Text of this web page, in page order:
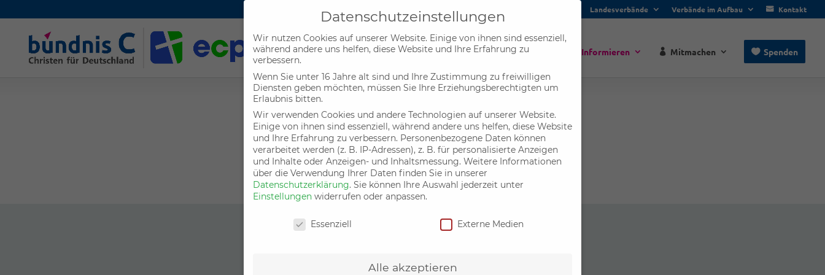
Landesverbände Verbände im Aufbau Kontakt
Aktuelles Termine Informieren Mitmachen Spenden
Informieren
Datenschutzeinstellungen
Wir nutzen Cookies auf unserer Website. Einige von ihnen sind essenziell,
während andere uns helfen, diese Website und Ihre Erfahrung zu
verbessern.
Wenn Sie unter 16 Jahre alt sind und Ihre Zustimmung zu freiwilligen
Diensten geben möchten, müssen Sie Ihre Erziehungsberechtigten um
Erlaubnis bitten.
Wir verwenden Cookies und andere Technologien auf unserer Website.
Einige von ihnen sind essenziell, während andere uns helfen, diese Website
und Ihre Erfahrung zu verbessern. Personenbezogene Daten können
verarbeitet werden (z. B. IP-Adressen), z. B. für personalisierte Anzeigen
und Inhalte oder Anzeigen- und Inhaltsmessung. Weitere Informationen
über die Verwendung Ihrer Daten finden Sie in unserer
Datenschutzerklärung. Sie können Ihre Auswahl jederzeit unter
Einstellungen widerrufen oder anpassen.
Essenziell Externe Medien
Alle akzeptieren